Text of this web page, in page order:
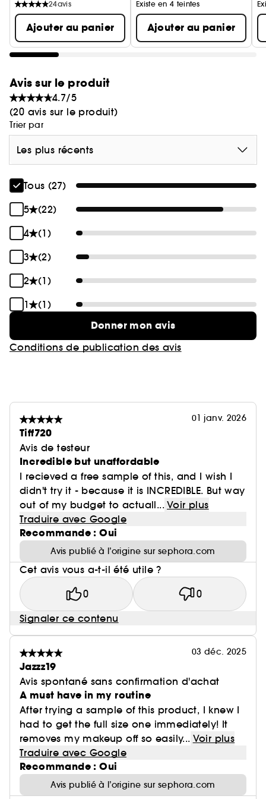
Peau immédiatement plus lissées.
Se rince facilement et laisse un fini non-gras.
Compatible avec les peaux sensibles.
Prépare la peau pour les soins suivants.
24avis
Ajouter au panier
Existe en 4 teintes
Ajouter au panier
Avis sur le produit
4.7/5
(20 avis sur le produit)
Trier par
Les plus récents
Tous (27)
5
(22)
4
(1)
3
(2)
2
(1)
1
(1)
Donner mon avis
Conditions de publication des avis
01 janv. 2026
Tiff720
Avis de testeur
Incredible but unaffordable
I recieved a free sample of this, and I wish I
didn't try it - because it is INCREDIBLE. But way
out of my budget to actuall... Voir plus
Traduire avec Google
Recommande : Oui
Avis publié à l’origine sur sephora.com
Cet avis vous a-t-il été utile ?
0 0
Signaler ce contenu
03 déc. 2025
Jazzz19
Avis spontané sans confirmation d'achat
A must have in my routine
After trying a sample of this product, I knew I
had to get the full size one immediately! It
removes my makeup off so easily... Voir plus
Traduire avec Google
Recommande : Oui
Avis publié à l’origine sur sephora.com